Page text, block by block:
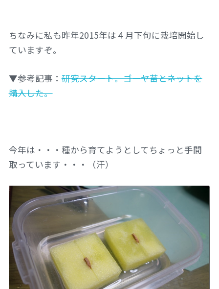
ちなみに私も昨年2015年は４月下旬に栽培開始し
ていますぞ。
▼参考記事：研究スタート。ゴーヤ苗とネットを
購入した。
今年は・・・種から育てようとしてちょっと手間
取っています・・・（汗）